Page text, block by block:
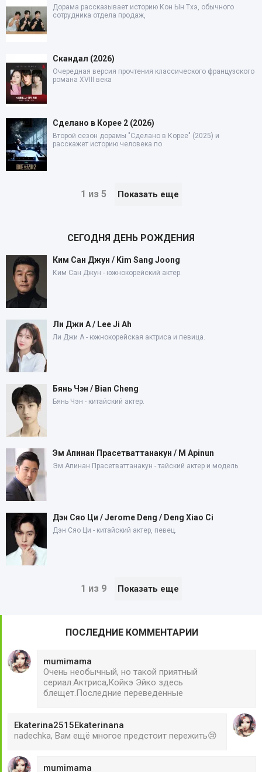
Дорама рассказывает историю Кон Ын Тхэ, обычного
сотрудника отдела продаж,
Скандал (2026)
Очередная версия прочтения классического французского
романа XVIII века
Сделано в Корее 2 (2026)
Второй сезон дорамы "Сделано в Корее" (2025) и
расскажет историю человека по
1 из 5 Показать еще
СЕГОДНЯ ДЕНЬ РОЖДЕНИЯ
Ким Сан Джун / Kim Sang Joong
Ким Сан Джун - южнокорейский актер.
Ли Джи А / Lee Ji Ah
Ли Джи А - южнокорейская актриса и певица.
Бянь Чэн / Bian Cheng
Бянь Чэн - китайский актер.
Эм Апинан Прасетваттанакун / M Apinun
Эм Апинан Прасетваттанакун - тайский актер и модель.
Дэн Сяо Ци / Jerome Deng / Deng Xiao Ci
Дэн Сяо Ци - китайский актер, певец.
1 из 9 Показать еще
ПОСЛЕДНИЕ КОММЕНТАРИИ
mumimama
Очень необычный, но такой приятный
сериал.Актриса,Койкэ Эйко здесь
блещет.Последние переведенные
Ekaterina2515Ekaterinana
nadechka, Вам ещё многое предстоит пережить😢
mumimama